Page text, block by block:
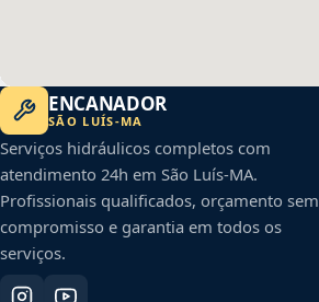
ENCANADOR
SÃO LUÍS-MA
Serviços hidráulicos completos com
atendimento 24h em São Luís-MA.
Profissionais qualificados, orçamento sem
compromisso e garantia em todos os
serviços.